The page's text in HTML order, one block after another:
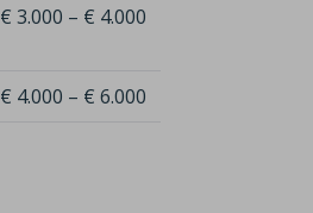
€ 3.000 – € 4.000
€ 4.000 – € 6.000